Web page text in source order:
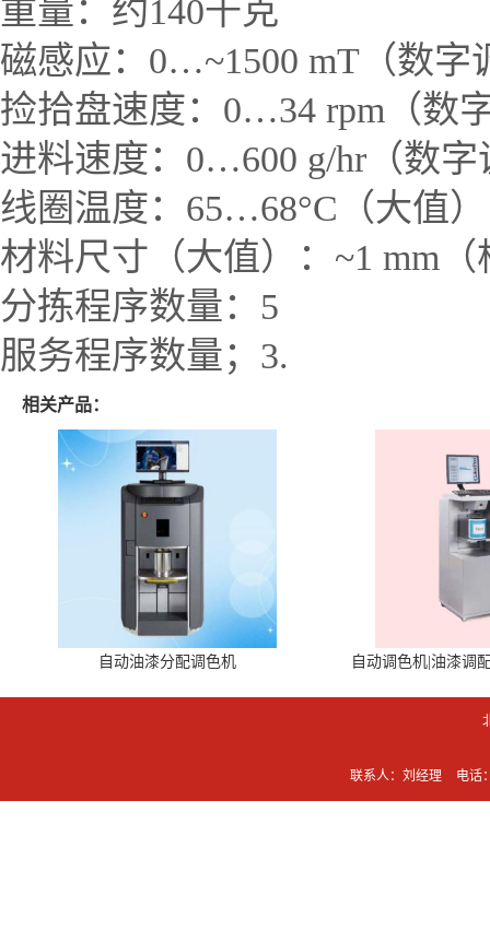
重量：约140千克
磁感应： 0…~1500 mT （数
捡拾盘速度： 0…34 rpm （数
进料速度： 0…600 g/hr （数
线圈温度： 65…68°C （大值
材料尺寸（大值）： ~1 mm
分拣程序数量： 5
服务程序数量； 3.
相关产品：
自动油漆分配调色机 自动调色机|油漆调
联系人：刘经理 电话